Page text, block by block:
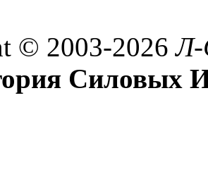
© 2003-2026
Силовых